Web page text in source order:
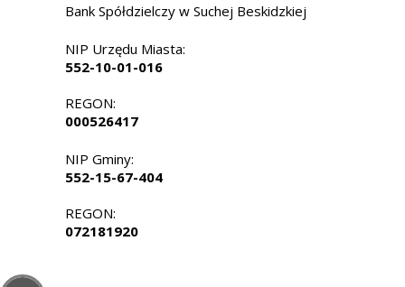
Bank Spółdzielczy w Suchej Beskidzkiej
NIP Urzędu Miasta:
552-10-01-016
REGON:
000526417
NIP Gminy:
552-15-67-404
REGON:
072181920